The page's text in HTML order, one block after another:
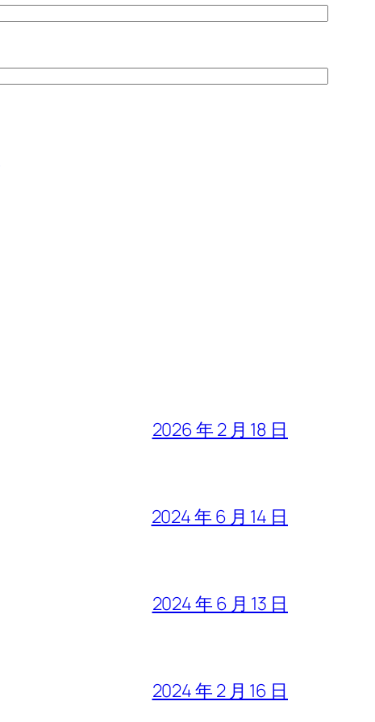
2026 年 2 月 18 日
2024 年 6 月 14 日
2024 年 6 月 13 日
2024 年 2 月 16 日